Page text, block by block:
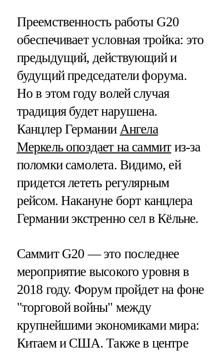
Преемственность работы G20
обеспечивает условная тройка: это
предыдущий, действующий и
будущий председатели форума.
Но в этом году волей случая
традиция будет нарушена.
Канцлер Германии Ангела
Меркель опоздает на саммитиз-за
поломки самолета. Видимо, ей
придется лететь регулярным
рейсом. Накануне борт канцлера
Германии экстренно сел в Кёльне.
Саммит G20 — это последнее
мероприятие высокого уровня в
2018 году. Форум пройдет на фоне
"торговой войны" между
крупнейшими экономиками мира:
Китаем и США. Также в центре